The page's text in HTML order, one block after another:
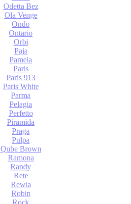
Odetta Bez
Ola Venge
Ondo
Ontario
Orbi
Paja
Pamela
Paris
Paris 913
Paris White
Parma
Pelagia
Perfetto
Piramida
Praga
Pulpa
Qube Brown
Ramona
Randy
Rete
Rewia
Robin
Rock